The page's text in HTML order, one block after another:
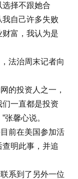
择不跟她合
自己许多失败
富，我认为是
法治周末记者向
的投资人之一，
们一直都是投资
馨心说。
前在美国参加活
明此事，并追
系到了另外一位